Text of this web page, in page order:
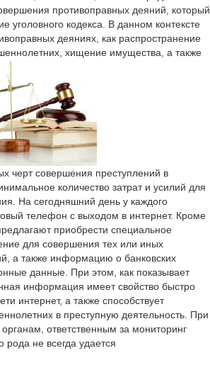
противоправных деяний, который
уголовного кодекса. В данном контексте
деяниях, как распространение
хищение имущества, а также
черт совершения преступлений в
количество затрат и усилий для
На сегодняшний день у каждого
телефон с выходом в интернет. Кроме
приобрести специальное
для совершения тех или иных
а также информацию о банковских
данные. При этом, как показывает
информация имеет свойство быстро
интернет, а также способствует
в преступную деятельность. При
ответственным за мониторинг
не всегда удается